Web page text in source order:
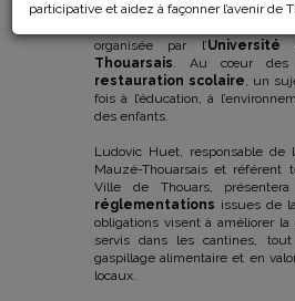
participative et aidez à façonner l’avenir de
Mardi 21 avril 2026 à 20h30,
organisée par l’Université
Thouarsais. Au cœur des
restauration scolaire, un
fois à l’éducation, à
des enfants.
Ludovic Huet, responsable de
Mauzé-Thouarsais et référent
Ville de Thouars,
réglementations issues de
obligations visent à améliorer
servis dans les cantines,
gaspillage alimentaire et en
locaux.